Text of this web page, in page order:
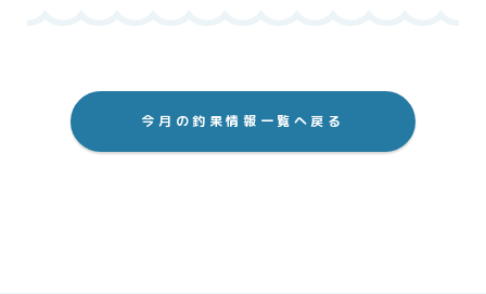
今月の釣果情報一覧へ戻る